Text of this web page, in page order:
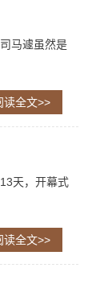
马遽虽然是
读全文>>
天，开幕式
读全文>>